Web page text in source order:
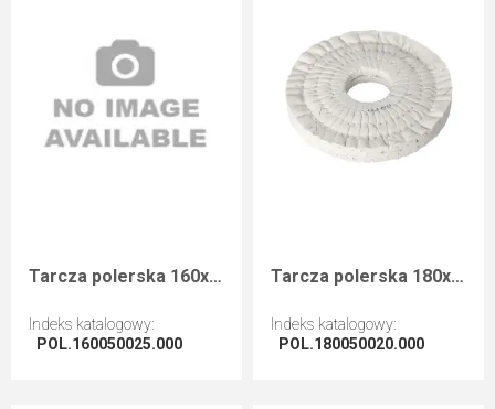
Tarcza polerska 160x50x25 do okleiniarek SCM, Homag, Brandt, Felder, Biesse
Indeks katalogowy:
POL.160050025.000
Tarcza polerska 180x50x20 do okleiniarek Nanxing
Indeks katalogowy:
POL.180050020.000